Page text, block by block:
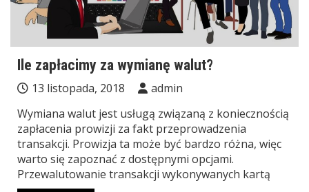
Ile zapłacimy za wymianę walut?
13 listopada, 2018
admin
Wymiana walut jest usługą związaną z koniecznością
zapłacenia prowizji za fakt przeprowadzenia
transakcji. Prowizja ta może być bardzo różna, więc
warto się zapoznać z dostępnymi opcjami.
Przewalutowanie transakcji wykonywanych kartą